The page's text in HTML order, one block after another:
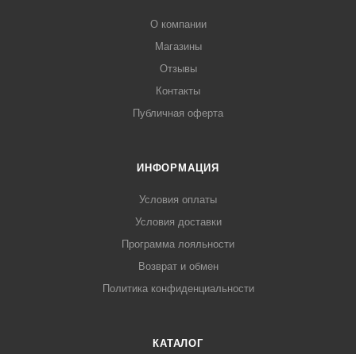
О компании
Магазины
Отзывы
Контакты
Публичная оферта
ИНФОРМАЦИЯ
Условия оплаты
Условия доставки
Программа лояльности
Возврат и обмен
Политика конфиденциальности
КАТАЛОГ